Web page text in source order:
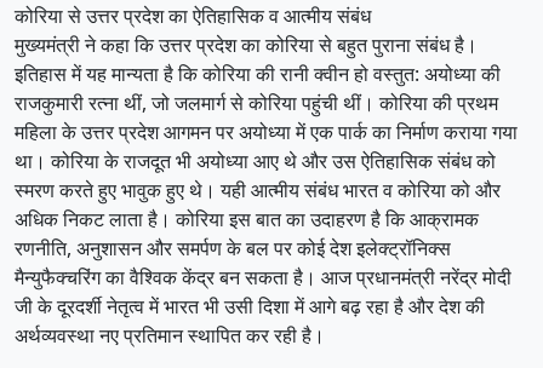
कोरिया से उत्तर प्रदेश का ऐतिहासिक व आत्मीय संबंध
मुख्यमंत्री ने कहा कि उत्तर प्रदेश का कोरिया से बहुत पुराना संबंध है।
इतिहास में यह मान्यता है कि कोरिया की रानी क्वीन हो वस्तुत: अयोध्या की
राजकुमारी रत्ना थीं, जो जलमार्ग से कोरिया पहुंची थीं। कोरिया की प्रथम
महिला के उत्तर प्रदेश आगमन पर अयोध्या में एक पार्क का निर्माण कराया गया
था। कोरिया के राजदूत भी अयोध्या आए थे और उस ऐतिहासिक संबंध को
स्मरण करते हुए भावुक हुए थे। यही आत्मीय संबंध भारत व कोरिया को और
अधिक निकट लाता है। कोरिया इस बात का उदाहरण है कि आक्रामक
रणनीति, अनुशासन और समर्पण के बल पर कोई देश इलेक्ट्रॉनिक्स
मैन्युफैक्चरिंग का वैश्विक केंद्र बन सकता है। आज प्रधानमंत्री नरेंद्र मोदी
जी के दूरदर्शी नेतृत्व में भारत भी उसी दिशा में आगे बढ़ रहा है और देश की
अर्थव्यवस्था नए प्रतिमान स्थापित कर रही है।